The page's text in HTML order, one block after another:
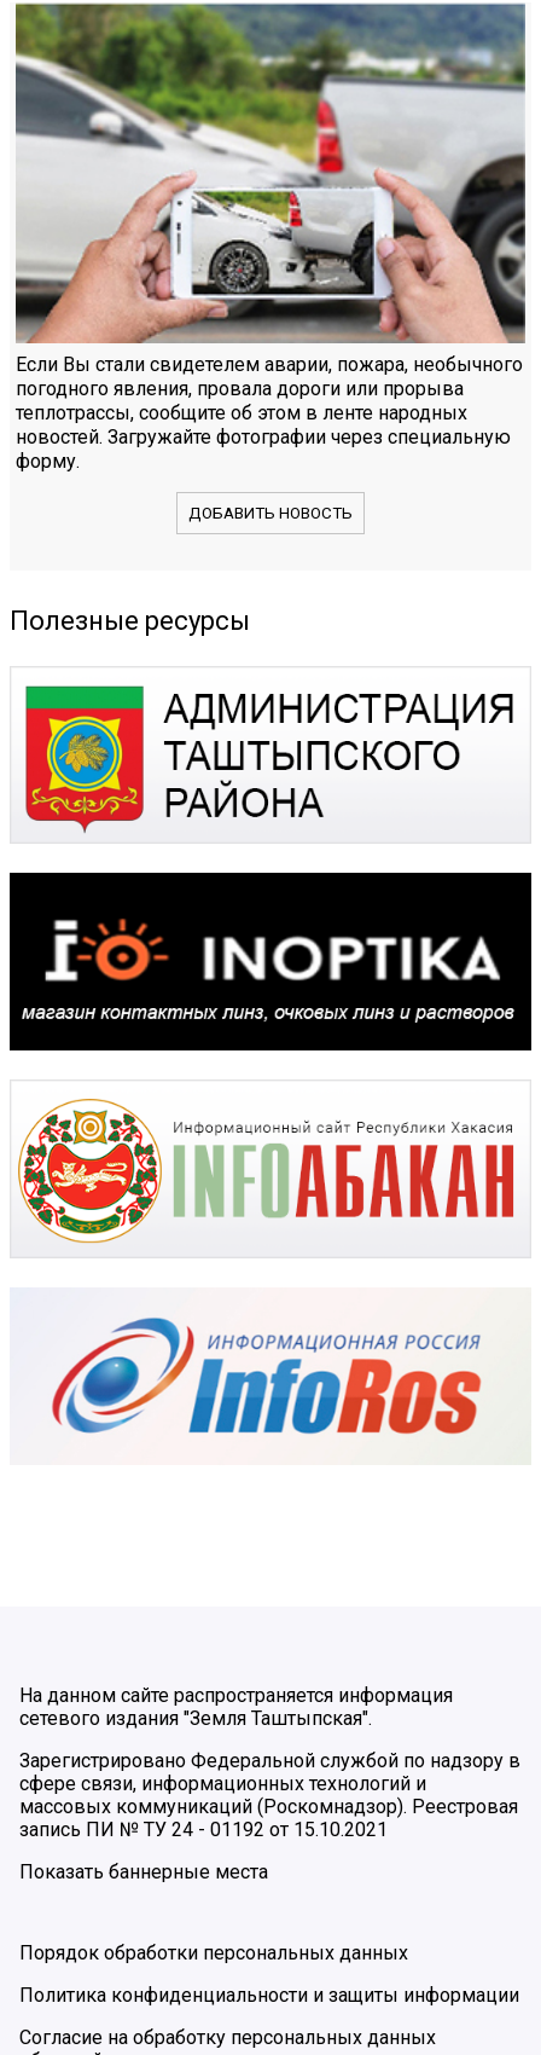
Если Вы стали свидетелем аварии, пожара, необычного
погодного явления, провала дороги или прорыва
теплотрассы, сообщите об этом в ленте народных
новостей. Загружайте фотографии через специальную
форму.
ДОБАВИТЬ НОВОСТЬ
Полезные ресурсы
На данном сайте распространяется информация
сетевого издания "Земля Таштыпская".
Зарегистрировано Федеральной службой по надзору в
сфере связи, информационных технологий и
массовых коммуникаций (Роскомнадзор). Реестровая
запись ПИ № ТУ 24 - 01192 от 15.10.2021
Показать баннерные места
Порядок обработки персональных данных
Политика конфиденциальности и защиты информации
Согласие на обработку персональных данных